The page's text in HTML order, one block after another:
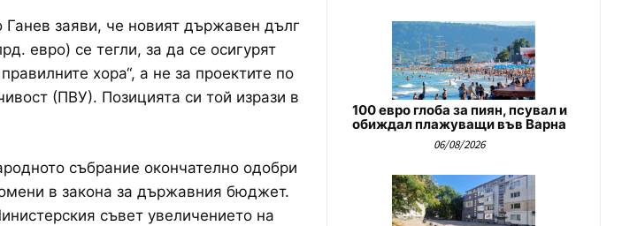
заяви, че новият държавен дълг
евро) се тегли, за да се осигурят
хора“, а не за проектите по
(ПВУ). Позицията си той изрази в
събрание окончателно одобри
в закона за държавния бюджет.
съвет увеличението на
100 евро глоба за пиян, псувал и
обиждал плажуващи във Варна
06/08/2026